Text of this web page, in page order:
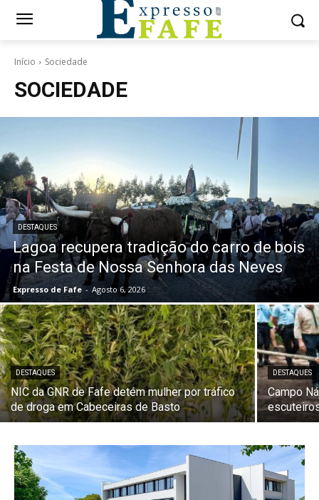
Início Sociedade
SOCIEDADE
DESTAQUES
Lagoa recupera tradição do carro de bois
na Festa de Nossa Senhora das Neves
Expresso de Fafe - Agosto 6, 2026
DESTAQUES
NIC da GNR de Fafe detém mulher por tráfico
de droga em Cabeceiras de Basto
DESTAQUES
Campo